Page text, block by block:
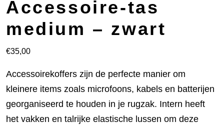
Accessoire-tas
medium – zwart
€35,00
Accessoirekoffers zijn de perfecte manier om
kleinere items zoals microfoons, kabels en batterijen
georganiseerd te houden in je rugzak. Intern heeft
het vakken en talrijke elastische lussen om deze